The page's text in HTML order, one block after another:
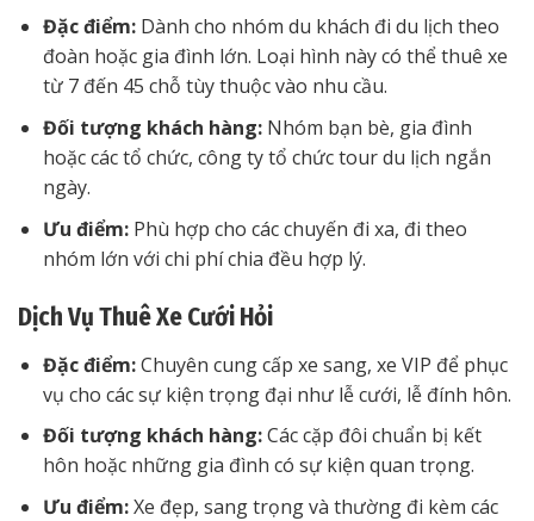
Đặc điểm:Dành cho nhóm du khách đi du lịch theo
đoàn hoặc gia đình lớn. Loại hình này có thể thuê xe
từ 7 đến 45 chỗ tùy thuộc vào nhu cầu.
Đối tượng khách hàng:Nhóm bạn bè, gia đình
hoặc các tổ chức, công ty tổ chức tour du lịch ngắn
ngày.
Ưu điểm:Phù hợp cho các chuyến đi xa, đi theo
nhóm lớn với chi phí chia đều hợp lý.
Dịch Vụ Thuê Xe Cưới Hỏi
Đặc điểm:Chuyên cung cấp xe sang, xe VIP để phục
vụ cho các sự kiện trọng đại như lễ cưới, lễ đính hôn.
Đối tượng khách hàng:Các cặp đôi chuẩn bị kết
hôn hoặc những gia đình có sự kiện quan trọng.
Ưu điểm:Xe đẹp, sang trọng và thường đi kèm các